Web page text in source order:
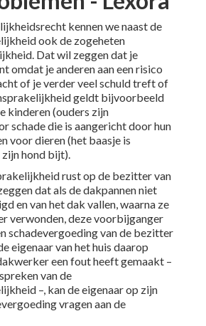
kennen we naast de
ook de zogeheten
Dat wil zeggen dat je
omdat je anderen aan een risico
of je verder veel schuld treft of
geldt bijvoorbeeld
kinderen (ouders zijn
schade die is aangericht door hun
voor dieren (het baasje is
hond bijt).
rust op de bezitter van
dat als de dakpannen niet
en van het dak vallen, waarna ze
verwonden, deze voorbijganger
schadevergoeding van de bezitter
eigenaar van het huis daarop
een fout heeft gemaakt –
van de
–, kan de eigenaar op zijn
vragen aan de